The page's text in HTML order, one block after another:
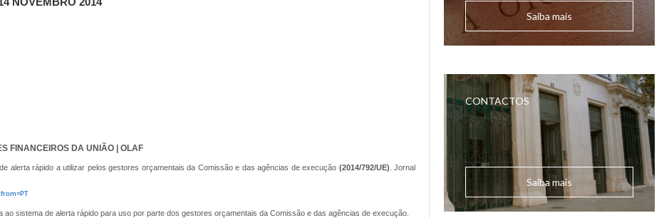
FINANCEIROS DA UNIÃO | OLAF
de alerta rápido a utilizar pelos gestores orçamentais da Comissão e das agências de execução (2014/792/UE) . Jornal
sistema de alerta rápido para uso por parte dos gestores orçamentais da Comissão e das agências de execução.
Saiba mais
CONTACTOS
Saiba mais